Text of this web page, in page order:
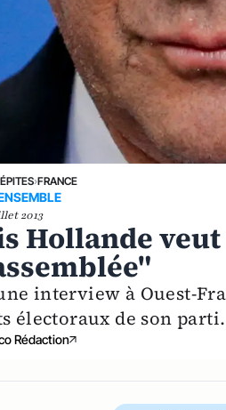
›FRANCE
2013
Hollande
interview à Ouest-
électoraux de son parti.
Rédaction